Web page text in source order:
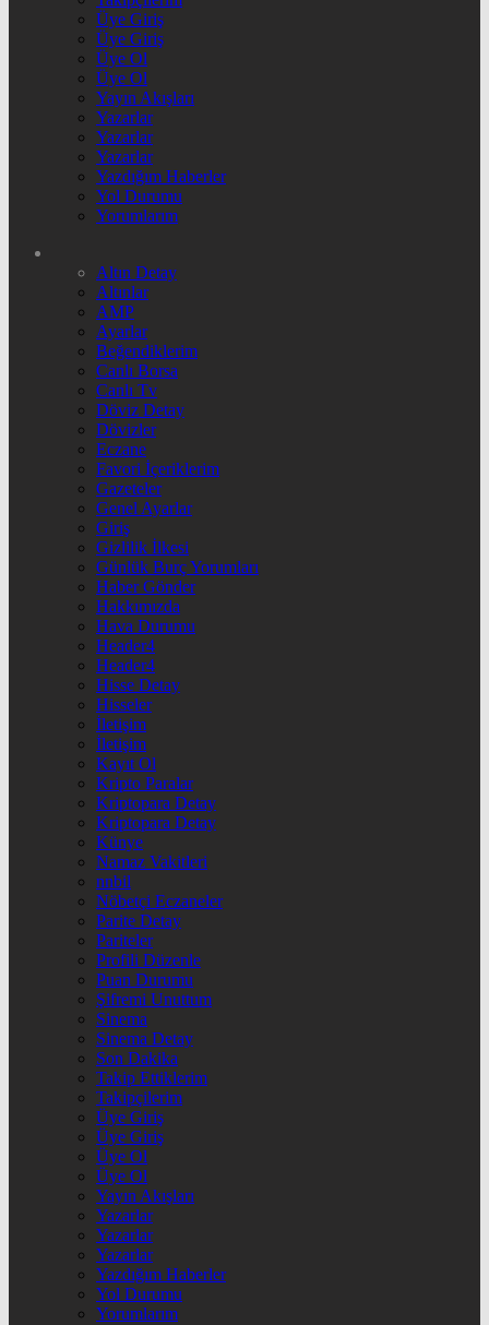
Üye Giriş
Üye Giriş
Üye Ol
Üye Ol
Yayın Akışları
Yazarlar
Yazarlar
Yazarlar
Yazdığım Haberler
Yol Durumu
Yorumlarım
Altın Detay
Altınlar
AMP
Ayarlar
Beğendiklerim
Canlı Borsa
Canlı Tv
Döviz Detay
Dövizler
Eczane
Favori İçeriklerim
Gazeteler
Genel Ayarlar
Giriş
Gizlilik İlkesi
Günlük Burç Yorumları
Haber Gönder
Hakkımızda
Hava Durumu
Header4
Header4
Hisse Detay
Hisseler
İletişim
İletişim
Kayıt Ol
Kripto Paralar
Kriptopara Detay
Kriptopara Detay
Künye
Namaz Vakitleri
nnbil
Nöbetçi Eczaneler
Parite Detay
Pariteler
Profili Düzenle
Puan Durumu
Şifremi Unuttum
Sinema
Sinema Detay
Son Dakika
Takip Ettiklerim
Takipçilerim
Üye Giriş
Üye Giriş
Üye Ol
Üye Ol
Yayın Akışları
Yazarlar
Yazarlar
Yazarlar
Yazdığım Haberler
Yol Durumu
Yorumlarım